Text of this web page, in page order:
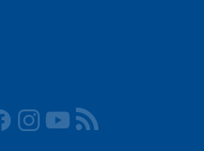
Facebook
Instagram
YouTube